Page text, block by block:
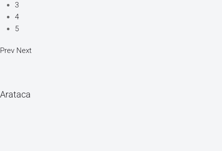
3
4
5
Prev Next
Arataca